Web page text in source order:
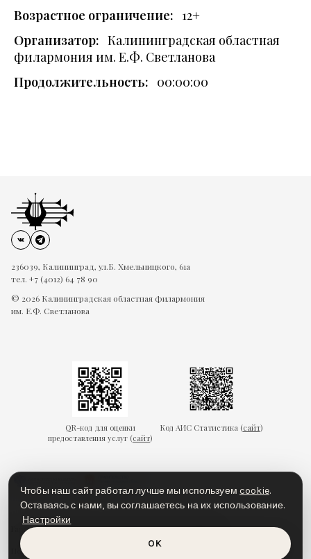
Возрастное ограничение: 12+
Организатор: Калининградская областная
филармония им. Е.Ф. Светланова
Продолжительность: 00:00:00
236039, Калининград, ул.Б. Хмельницкого, 61а
тел. +7 (4012) 64 78 90
© 2026 Калининградская областная филармония
им. Е.Ф. Светланова
QR-код для оценки
предоставления услуг (сайт)
Код АИС Статистика (сайт)
Гарантии безопасности Пользовательское соглашение
Политика конфиденциальности
Чтобы наш сайт работал лучше мы используемcookie.
Оставаясь с нами, вы соглашаетесь на их использование.
Настройки
OK